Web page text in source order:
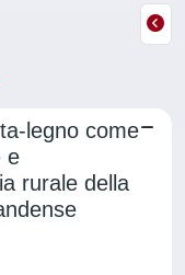
legno come
e
rurale della